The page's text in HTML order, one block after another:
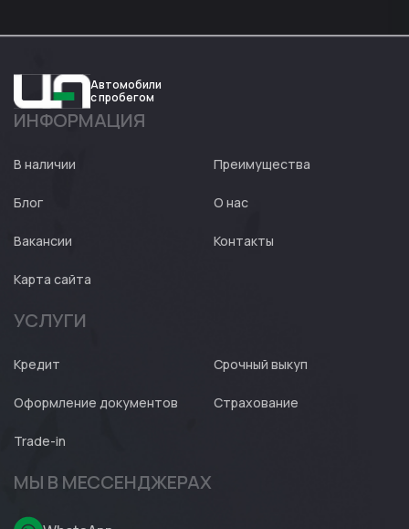
Авто
Автомобили
с пробегом
ИНФОРМАЦИЯ
В наличии Преимущества
Блог О нас
Вакансии Контакты
Карта сайта
УСЛУГИ
Кредит Срочный выкуп
Оформление документов Страхование
Trade-in
МЫ В МЕССЕНДЖЕРАХ